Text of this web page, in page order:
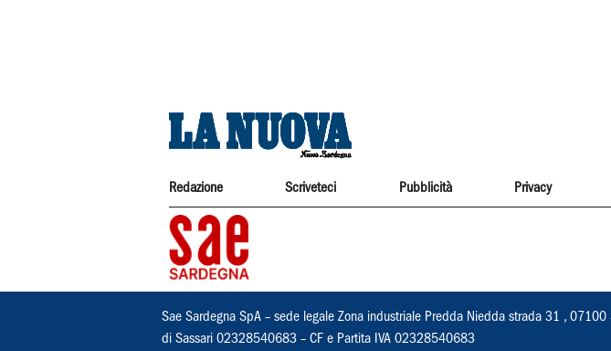
Redazione Scriveteci Pubblicità Privacy
Sae Sardegna SpA – sede legale Zona industriale Predda Niedda strada 31 ,
di Sassari 02328540683 – CF e Partita IVA 02328540683